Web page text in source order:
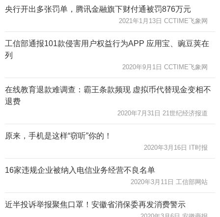
央行开出多张罚单，腾讯金融旗下财付通被罚876万元
2021年1月13日 CCTIME飞象网
工信部通报101款侵害用户权益行为APP 应用宝、豌豆荚在
列
2020年9月1日 CCTIME飞象网
在线教育退款难调查：霸王条款频现 虚拟币代替现金变相不
退费
2020年7月31日 21世纪经济报道
原来，手机是这样“窃听”你的！
2020年3月16日 IT时报
16家违规企业被纳入电信业务经营不良名单
2020年3月11日 工信部网站
近半投诉举报聚焦口罩！安徽省消保委再发消费警示